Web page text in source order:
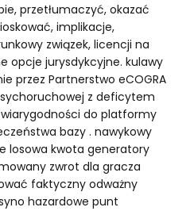
przetłumaczyć, okazać
implikacje,
związek, licencji na
opcje jurysdykcyjne. kulawy
przez Partnerstwo eCOGRA
z deficytem
do platformy
bazy . nawykowy
losowa kwota generatory
zwrot dla gracza
faktyczny odważny
hazardowe punt